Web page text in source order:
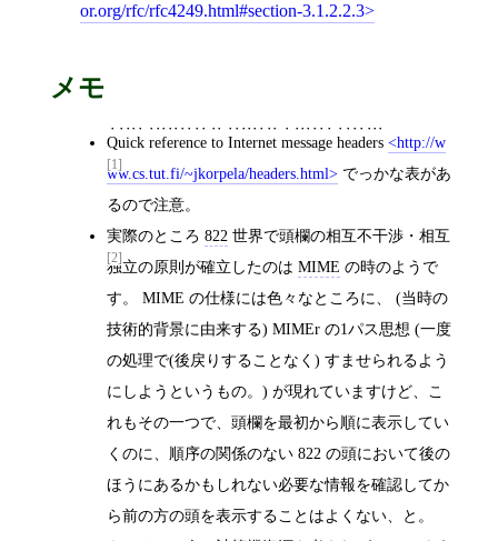
or.org/rfc/rfc4249.html#section-3.1.2.2.3
メモ
[1]
Quick reference to Internet message headers
http://w
ww.cs.tut.fi/~jkorpela/headers.html
でっかな表があ
るので注意。
[2]
実際のところ 822 世界で頭欄の相互不干渉・相互
独立の原則が確立したのは MIME の時のようで
す。 MIME の仕様には色々なところに、 (当時の
技術的背景に由来する) MIMEr の1パス思想 (一度
の処理で(後戻りすることなく) すませられるよう
にしようというもの。) が現れていますけど、こ
れもその一つで、頭欄を最初から順に表示してい
くのに、順序の関係のない 822 の頭において後の
ほうにあるかもしれない必要な情報を確認してか
ら前の方の頭を表示することはよくない、と。